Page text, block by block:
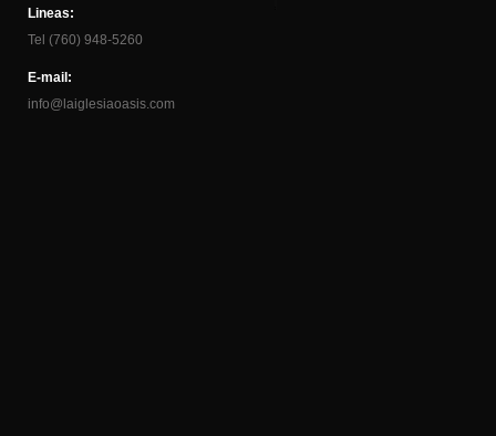
Lineas:
Tel (760) 948-5260
E-mail:
info@laiglesiaoasis.com